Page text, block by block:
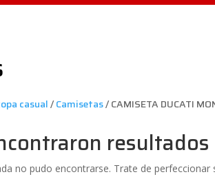
casual/Camisetas/ CAMISETA DUCATI
resultados
no pudo encontrarse. Trate de